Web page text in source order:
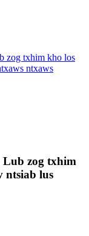
zog txhim kho los
ntxaws
zog txhim
ntsiab lus